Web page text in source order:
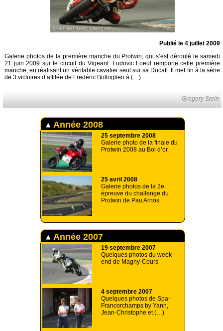
Publié le 4 juillet 2009
Galerie photos de la première manche du Protwin, qui s’est déroulé le samedi
21 juin 2009 sur le circuit du Vigeant. Ludovic Loeul remporte cette première
manche, en réalisant un véritable cavalier seul sur sa Ducati. Il met fin à la série
de 3 victoires d’affilée de Fredéric Bottoglieri à (…)
Gregory Stein
Année 2008
25 septembre 2008
Galerie photo de la finale du
Protwin 2008 au Bol d’or
25 avril 2008
Galerie photos de la 2e
épreuve du challenge du
Protwin de Pau Arnos
Année 2007
19 septembre 2007
Quelques photos du week-
end de Magny-Cours
4 septembre 2007
Quelques photos de Spa-
Francorchamps by Yann,
Jean-Christophe et (…)